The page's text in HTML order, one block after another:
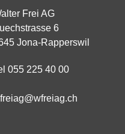
Frei AG
6
Jona-Rapperswil
055 225 40 00
g wfr g ch